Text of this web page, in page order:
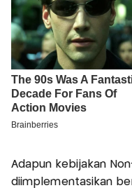
Adapun kebijakan
diimplementasikan